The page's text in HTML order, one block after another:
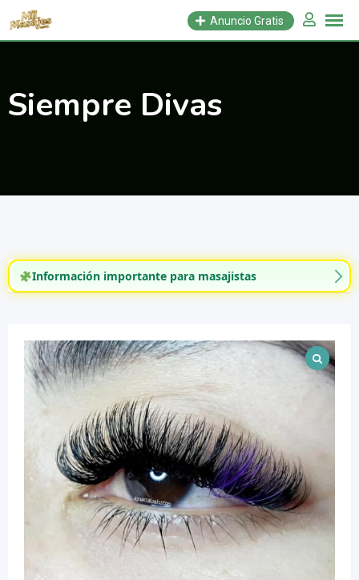
Saltar
Anuncio Gratis
Siempre Divas
Información importante para masajistas